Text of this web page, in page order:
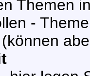
Themen
-